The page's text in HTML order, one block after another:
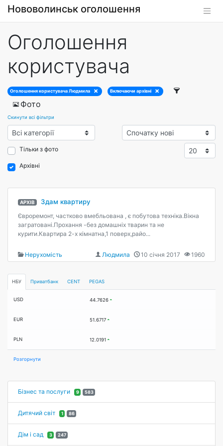
Нововолинськ оголошення
Оголошення
користувача
Оголошення користувача Людмила Включаючи архівні
Фото
Скинути всі фільтри
Тільки з фото
Архівні
АРХІВ Здам квартиру
Євроремонт, частково вмебльована , є побутова техніка.Вікна
загратовані.Прохання -без домашніх тварин та не
курити.Квартира 2-х кімнатна,1 поверх,райо...
Нерухомість 1960
10 січня 2017
Людмила
НБУ Приватбанк CENT PEGAS
USD 44.7626
EUR 51.6717
PLN 12.0191
Розгорнути
Бізнес та послуги 9 583
Дитячий світ 1 86
Дім і сад 3 247